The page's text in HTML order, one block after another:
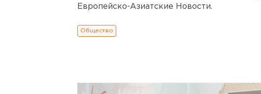
Европейско-Азиатские Новости.
Общество